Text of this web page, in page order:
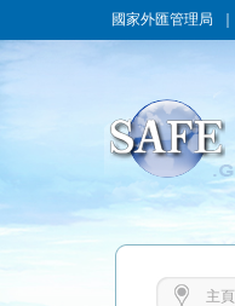
國家外匯管理局
主頁